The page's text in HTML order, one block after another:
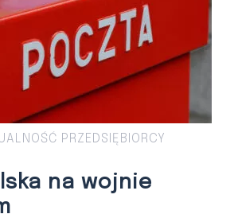
PRZEDSIĘBIORCY
na wojnie